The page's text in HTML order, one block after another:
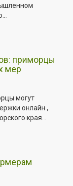
приморцы
мер
могут
онлайн ,
края...